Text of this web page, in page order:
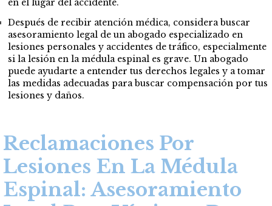
en el lugar del accidente.
Después de recibir atención médica, considera buscar
asesoramiento legal de un abogado especializado en
lesiones personales y accidentes de tráfico, especialmente
si la lesión en la médula espinal es grave. Un abogado
puede ayudarte a entender tus derechos legales y a tomar
las medidas adecuadas para buscar compensación por tus
lesiones y daños.
Reclamaciones Por
Lesiones En La Médula
Espinal: Asesoramiento